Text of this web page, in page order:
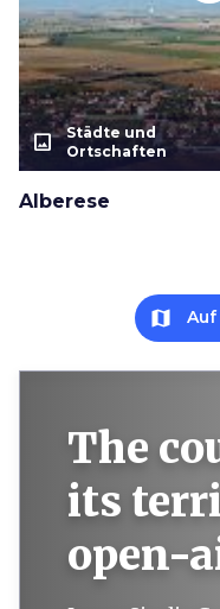
photo_size_select_actual
Städte und
Ortschaften
Alberese
map
The
its
open-